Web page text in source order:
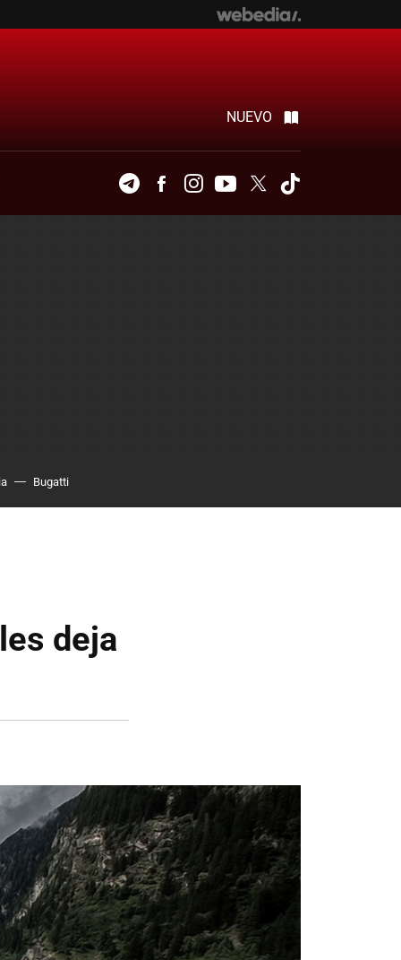
NUEVO
TelegramFacebookInstagramYoutubeTwitter
Bugatti
deja